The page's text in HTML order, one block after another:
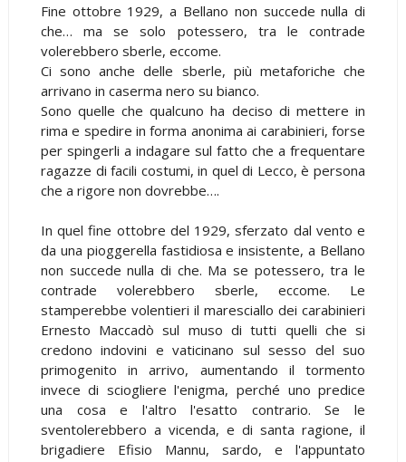
Fine ottobre 1929, a Bellano non succede nulla di
che… ma se solo potessero, tra le contrade
volerebbero sberle, eccome.
Ci sono anche delle sberle, più metaforiche che
arrivano in caserma nero su bianco.
Sono quelle che qualcuno ha deciso di mettere in
rima e spedire in forma anonima ai carabinieri, forse
per spingerli a indagare sul fatto che a frequentare
ragazze di facili costumi, in quel di Lecco, è persona
che a rigore non dovrebbe….
In quel fine ottobre del 1929, sferzato dal vento e
da una pioggerella fastidiosa e insistente, a Bellano
non succede nulla di che. Ma se potessero, tra le
contrade volerebbero sberle, eccome. Le
stamperebbe volentieri il maresciallo dei carabinieri
Ernesto Maccadò sul muso di tutti quelli che si
credono indovini e vaticinano sul sesso del suo
primogenito in arrivo, aumentando il tormento
invece di sciogliere l'enigma, perché uno predice
una cosa e l'altro l'esatto contrario. Se le
sventolerebbero a vicenda, e di santa ragione, il
brigadiere Efisio Mannu, sardo, e l'appuntato